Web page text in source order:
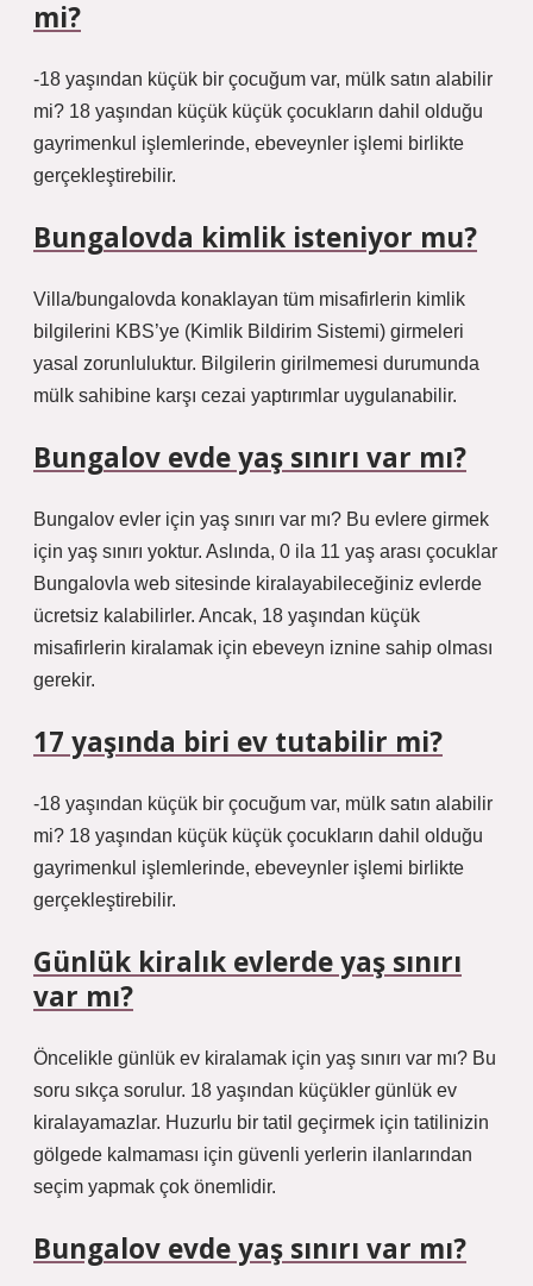
mi?
-18 yaşından küçük bir çocuğum var, mülk satın alabilir
mi? 18 yaşından küçük küçük çocukların dahil olduğu
gayrimenkul işlemlerinde, ebeveynler işlemi birlikte
gerçekleştirebilir.
Bungalovda kimlik isteniyor mu?
Villa/bungalovda konaklayan tüm misafirlerin kimlik
bilgilerini KBS’ye (Kimlik Bildirim Sistemi) girmeleri
yasal zorunluluktur. Bilgilerin girilmemesi durumunda
mülk sahibine karşı cezai yaptırımlar uygulanabilir.
Bungalov evde yaş sınırı var mı?
Bungalov evler için yaş sınırı var mı? Bu evlere girmek
için yaş sınırı yoktur. Aslında, 0 ila 11 yaş arası çocuklar
Bungalovla web sitesinde kiralayabileceğiniz evlerde
ücretsiz kalabilirler. Ancak, 18 yaşından küçük
misafirlerin kiralamak için ebeveyn iznine sahip olması
gerekir.
17 yaşında biri ev tutabilir mi?
-18 yaşından küçük bir çocuğum var, mülk satın alabilir
mi? 18 yaşından küçük küçük çocukların dahil olduğu
gayrimenkul işlemlerinde, ebeveynler işlemi birlikte
gerçekleştirebilir.
Günlük kiralık evlerde yaş sınırı
var mı?
Öncelikle günlük ev kiralamak için yaş sınırı var mı? Bu
soru sıkça sorulur. 18 yaşından küçükler günlük ev
kiralayamazlar. Huzurlu bir tatil geçirmek için tatilinizin
gölgede kalmaması için güvenli yerlerin ilanlarından
seçim yapmak çok önemlidir.
Bungalov evde yaş sınırı var mı?